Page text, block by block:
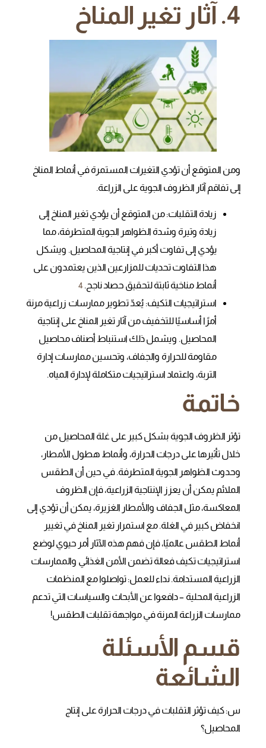
4. آثار تغير المناخ
ومن المتوقع أن تؤدي التغيرات المستمرة في أنماط المناخ
إلى تفاقم آثار الظروف الجوية على الزراعة.
زيادة التقلبات: من المتوقع أن يؤدي تغير المناخ إلى
زيادة وتيرة وشدة الظواهر الجوية المتطرفة، مما
يؤدي إلى تفاوت أكبر في إنتاجية المحاصيل. ويشكل
هذا التفاوت تحديات للمزارعين الذين يعتمدون على
أنماط مناخية ثابتة لتحقيق حصاد ناجح. 4
استراتيجيات التكيف: يُعدّ تطوير ممارسات زراعية مرنة
أمرًا أساسيًا للتخفيف من آثار تغير المناخ على إنتاجية
المحاصيل. ويشمل ذلك استنباط أصناف محاصيل
مقاومة للحرارة والجفاف، وتحسين ممارسات إدارة
التربة، واعتماد استراتيجيات متكاملة لإدارة المياه.
خاتمة
تؤثر الظروف الجوية بشكل كبير على غلة المحاصيل من
خلال تأثيرها على درجات الحرارة، وأنماط هطول الأمطار،
وحدوث الظواهر الجوية المتطرفة. في حين أن الطقس
الملائم يمكن أن يعزز الإنتاجية الزراعية، فإن الظروف
المعاكسة، مثل الجفاف والأمطار الغزيرة، يمكن أن تؤدي إلى
انخفاض كبير في الغلة. مع استمرار تغير المناخ في تغيير
أنماط الطقس عالميًا، فإن فهم هذه الآثار أمر حيوي لوضع
استراتيجيات تكيف فعالة تضمن الأمن الغذائي والممارسات
الزراعية المستدامة. نداء للعمل: تواصلوا مع المنظمات
الزراعية المحلية – دافعوا عن الأبحاث والسياسات التي تدعم
ممارسات الزراعة المرنة في مواجهة تقلبات الطقس!
قسم الأسئلة
الشائعة
س: كيف تؤثر التقلبات في درجات الحرارة على إنتاج
المحاصيل؟